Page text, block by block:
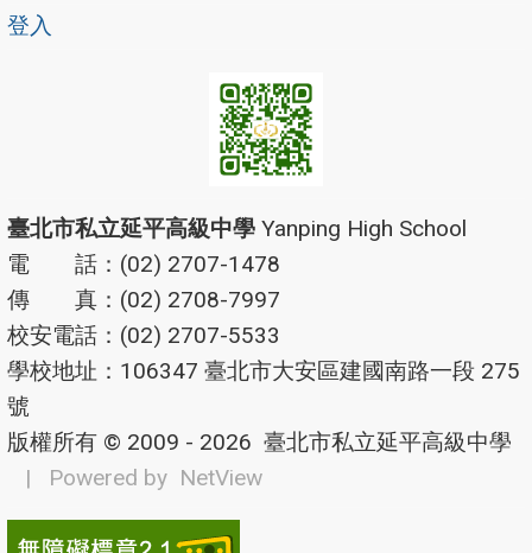
登入
臺北市私立延平高級中學 Yanping High School
電 話：(02) 2707-1478
傳 真：(02) 2708-7997
校安電話：(02) 2707-5533
學校地址：106347 臺北市大安區建國南路一段 275
號
版權所有 © 2009 - 2026 臺北市私立延平高級中學
| Powered by NetView